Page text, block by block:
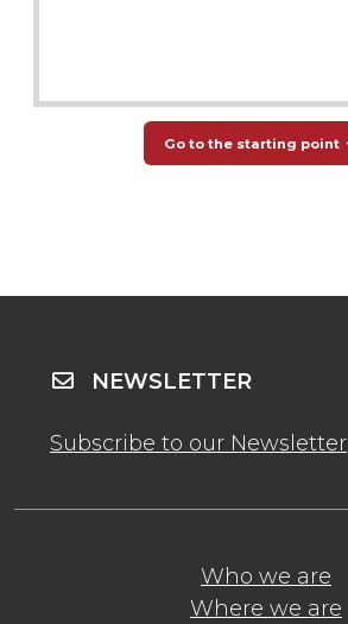
Go to the starting point
Who we are
Where we are
NEWSLETTER
Subscribe to our Newsletter